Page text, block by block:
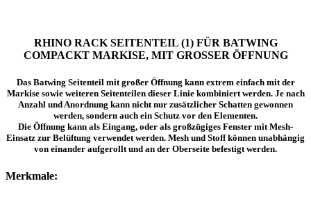
RHINO RACK SEITENTEIL (1) FÜR BATWING
COMPACKT MARKISE, MIT GROSSER ÖFFNUNG
Das Batwing Seitenteil mit großer Öffnung kann extrem einfach mit der
Markise sowie weiteren Seitenteilen dieser Linie kombiniert werden. Je nach
Anzahl und Anordnung kann nicht nur zusätzlicher Schatten gewonnen
werden, sondern auch ein Schutz vor den Elementen.
Die Öffnung kann als Eingang, oder als großzügiges Fenster mit Mesh-
Einsatz zur Belüftung verwendet werden. Mesh und Stoff können unabhängig
von einander aufgerollt und an der Oberseite befestigt werden.
Merkmale: